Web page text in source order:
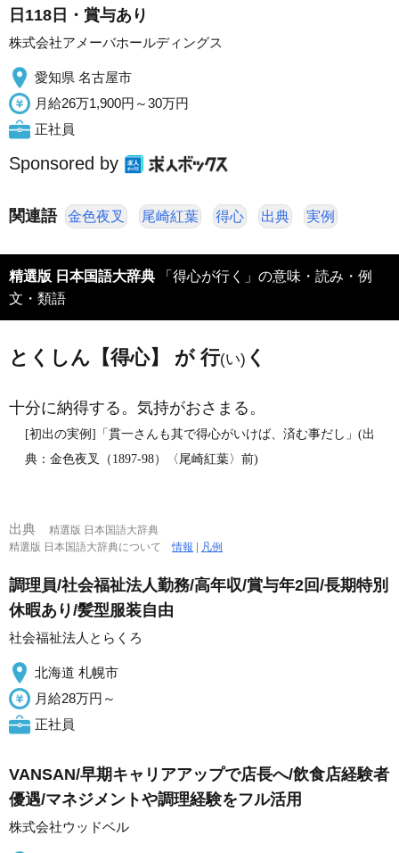
日118日・賞与あり
株式会社アメーバホールディングス
愛知県 名古屋市
月給26万1,900円～30万円
正社員
Sponsored by
関連語 金色夜叉 尾崎紅葉 得心 出典 実例
精選版 日本国語大辞典
文・類語
とくしん【得心】 が 行(い) く
十分に納得する。気持がおさまる。
[初出の実例]「貫一さんも其で得心がいけば、済む事だし」(出
典：金色夜叉（1897‐98）〈尾崎紅葉〉前)
出典
精選版 日本国語大辞典
精選版 日本国語大辞典について情報 凡例
調理員/社会福祉法人勤務/高年収/賞与年2回/長期特別
休暇あり/髪型服装自由
社会福祉法人とらくろ
北海道 札幌市
月給28万円～
正社員
VANSAN/早期キャリアアップで店長へ/飲食店経験者
優遇/マネジメントや調理経験をフル活用
株式会社ウッドベル